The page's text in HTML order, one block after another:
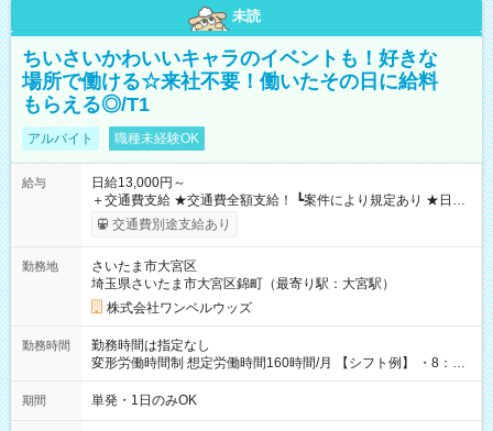
未読
ちいさいかわいいキャラのイベントも！好きな
場所で働ける☆来社不要！働いたその日に給料
もらえる◎/T1
アルバイト 職種未経験OK
給与
日給13,000円～
＋交通費支給 ★交通費全額支給！ ┗案件により規定あり ★日払
いOK！（規定あり） ┗働いたその日に現金GET♪ お仕事後はコ
ンビニATMから 日払い分を引き落とせます！ 【試用期間】試
交通費別途支給あり
勤務地
さいたま市大宮区
埼玉県さいたま市大宮区錦町（最寄り駅：大宮駅）
株式会社ワンベルウッズ
勤務時間
勤務時間は指定なし
変形労働時間制 想定労働時間160時間/月 【シフト例】 ・8：00
～21：00
期間 単発・1日のみOK